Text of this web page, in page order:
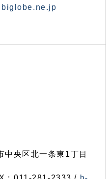
央区北一条東1丁目